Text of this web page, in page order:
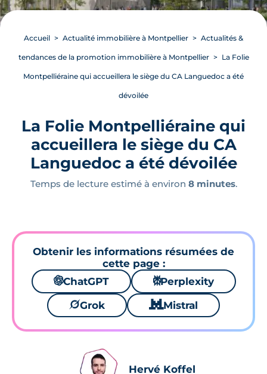
Accueil Actualité immobilière à Montpellier Actualités &
tendances de la promotion immobilière à Montpellier La Folie
Montpelliéraine qui accueillera le siège du CA Languedoc a été
dévoilée
La Folie Montpelliéraine qui
accueillera le siège du CA
Languedoc a été dévoilée
Temps de lecture estimé à environ 8 minutes.
Obtenir les informations résumées de
cette page :
🌌ChatGPT ⚙Perplexity
🪐Grok 🐱 Mistral
Hervé Koffel